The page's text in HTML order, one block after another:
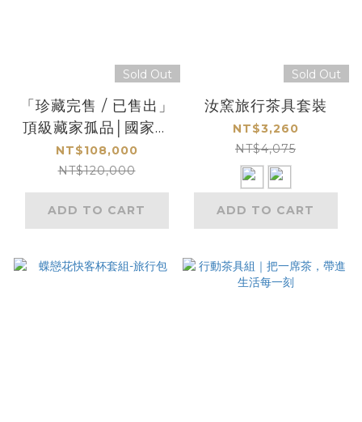
Sold Out
「珍藏完售 / 已售出」
頂級藏家孤品│國家級
交趾陶大師 呂建勳 殿
堂級絕筆巨作《千禧萬
壽無疆九龍盤》
NT$108,000
NT$120,000
ADD TO CART
Sold Out
汝窯旅行茶具套裝
NT$3,260
NT$4,075
ADD TO CART